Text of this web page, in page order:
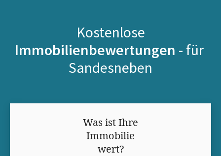
Kostenlose
Immobilienbewertungen - für
Sandesneben
Was ist Ihre
Immobilie
wert?